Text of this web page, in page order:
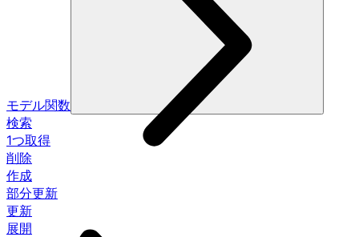
モデル関数
検索
1つ取得
削除
作成
部分更新
更新
展開